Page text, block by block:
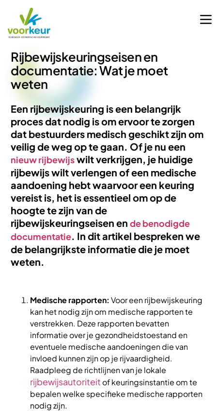
Rijbewijskeuringseisen en
documentatie: Wat je moet
weten
Een rijbewijskeuring is een belangrijk
proces dat nodig is om ervoor te zorgen
dat bestuurders medisch geschikt zijn om
veilig de weg op te gaan. Of je nu een
nieuw rijbewijswilt verkrijgen, je huidige
rijbewijs wilt verlengen of een medische
aandoening hebt waarvoor een keuring
vereist is, het is essentieel om op de
hoogte te zijn van de
rijbewijskeuringseisen ende benodigde
documentatie. In dit artikel bespreken we
de belangrijkste informatie die je moet
weten.
Medische rapporten: Voor een rijbewijskeuring
kan het nodig zijn om medische rapporten te
verstrekken. Deze rapporten bevatten
informatie over je gezondheidstoestand en
eventuele medische aandoeningen die van
invloed kunnen zijn op je rijvaardigheid.
Raadpleeg de richtlijnen van je lokale
rijbewijsautoriteit of keuringsinstantie om te
bepalen welke specifieke medische rapporten
nodig zijn.